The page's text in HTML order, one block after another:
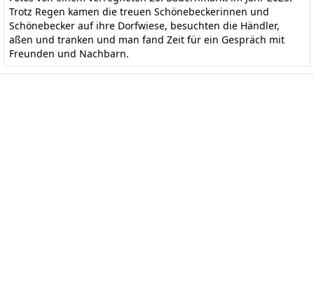
Trotz Regen kamen die treuen Schönebeckerinnen und
Schönebecker auf ihre Dorfwiese, besuchten die Händler,
aßen und tranken und man fand Zeit für ein Gespräch mit
Freunden und Nachbarn.